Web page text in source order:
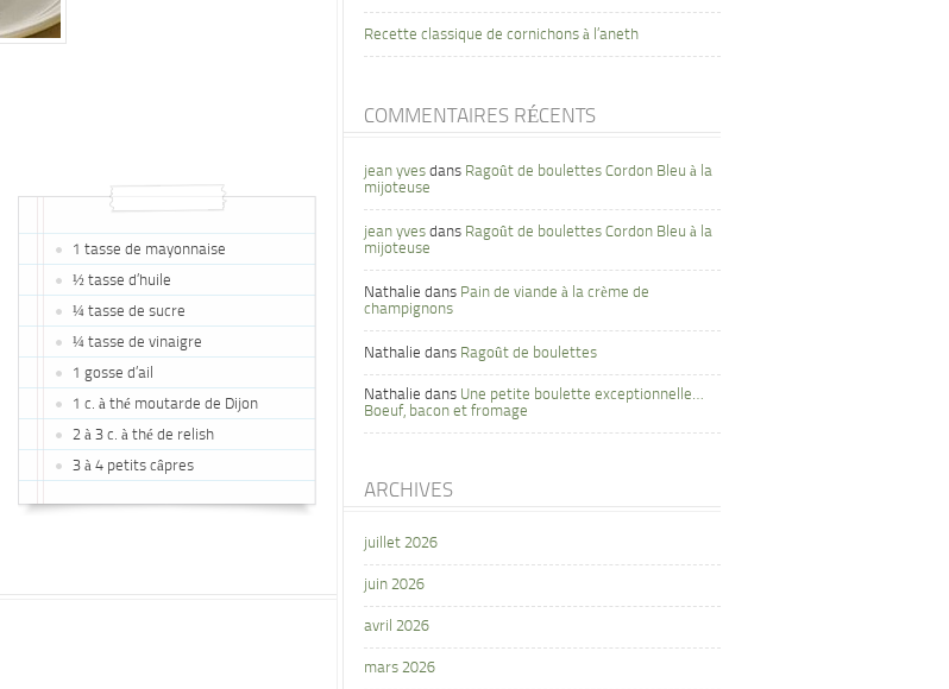
1 tasse de mayonnaise
½ tasse d’huile
¼ tasse de sucre
¼ tasse de vinaigre
1 gosse d’ail
1 c. à thé moutarde de Dijon
2 à 3 c. à thé de relish
3 à 4 petits câpres
Recette classique de cornichons à l’aneth
COMMENTAIRES RÉCENTS
jean yves dans Ragoût de boulettes Cordon Bleu à la
mijoteuse
jean yves dans Ragoût de boulettes Cordon Bleu à la
mijoteuse
Nathalie dans Pain de viande à la crème de
champignons
Nathalie dans Ragoût de boulettes
Nathalie dans Une petite boulette exceptionnelle…
Boeuf, bacon et fromage
ARCHIVES
juillet 2026
juin 2026
avril 2026
mars 2026